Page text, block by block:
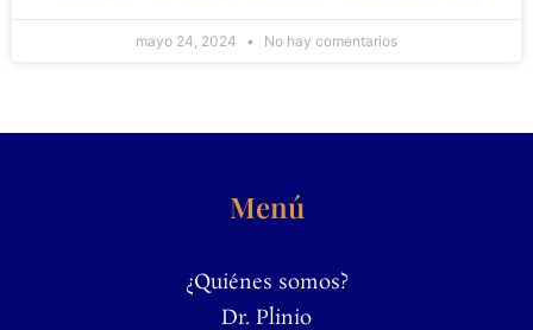
mayo 24, 2024 No hay comentarios
Menú
¿Quiénes somos?
Dr. Plinio